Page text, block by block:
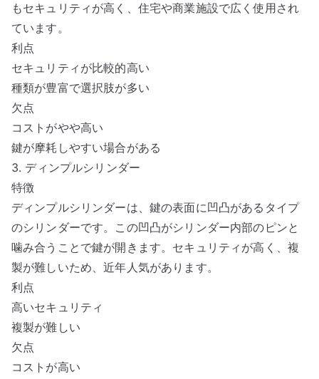
もセキュリティが高く、住宅や商業施設で広く使用され
ています。
利点
セキュリティが比較的高い
種類が豊富で選択肢が多い
欠点
コストがやや高い
鍵が摩耗しやすい場合がある
3. ディンプルシリンダー
特徴
ディンプルシリンダーは、鍵の表面に凹凸があるタイプ
のシリンダーです。この凹凸がシリンダー内部のピンと
噛み合うことで鍵が開きます。セキュリティが高く、複
製が難しいため、近年人気があります。
利点
高いセキュリティ
複製が難しい
欠点
コストが高い